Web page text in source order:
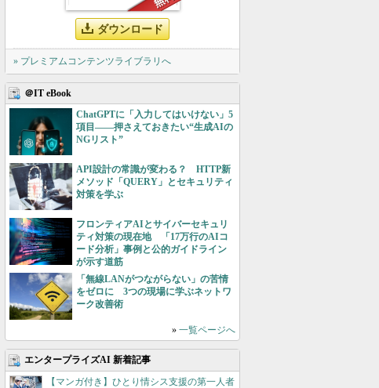
ダウンロード
» プレミアムコンテンツライブラリへ
＠IT eBook
ChatGPTに「入力してはいけない」5
項目――押さえておきたい“生成AIの
NGリスト”
API設計の常識が変わる？ HTTP新
メソッド「QUERY」とセキュリティ
対策を学ぶ
フロンティアAIとサイバーセキュリ
ティ対策の現在地 「17万行のAIコ
ード分析」事例と公的ガイドライン
が示す道筋
「無線LANがつながらない」の苦情
をゼロに 3つの現場に学ぶネットワ
ーク改善術
» 一覧ページへ
エンタープライズAI 新着記事
【マンガ付き】ひとり情シス支援の第一人者